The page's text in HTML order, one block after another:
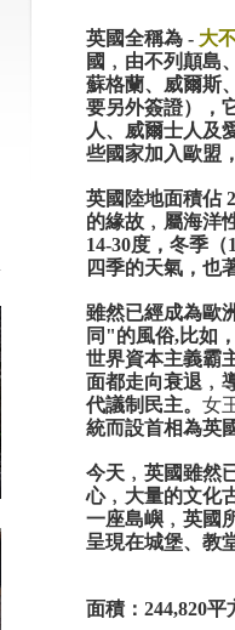
英國全稱為 - 大
國﹐由不列顛島
蘇格蘭、威爾斯
要另外簽證），
人、威爾士人及
些國家加入歐盟
英國陸地面積佔
的緣故﹐屬海洋
14-30度，冬季（
四季的天氣，也
雖然已經成為歐
同"的風俗,比如
世界資本主義霸
面都走向衰退﹐
代議制民主。女
統而設首相為英
今天﹐英國雖然
心﹐大量的文化
一座島嶼﹐英國
呈現在城堡、教
面積：244,820